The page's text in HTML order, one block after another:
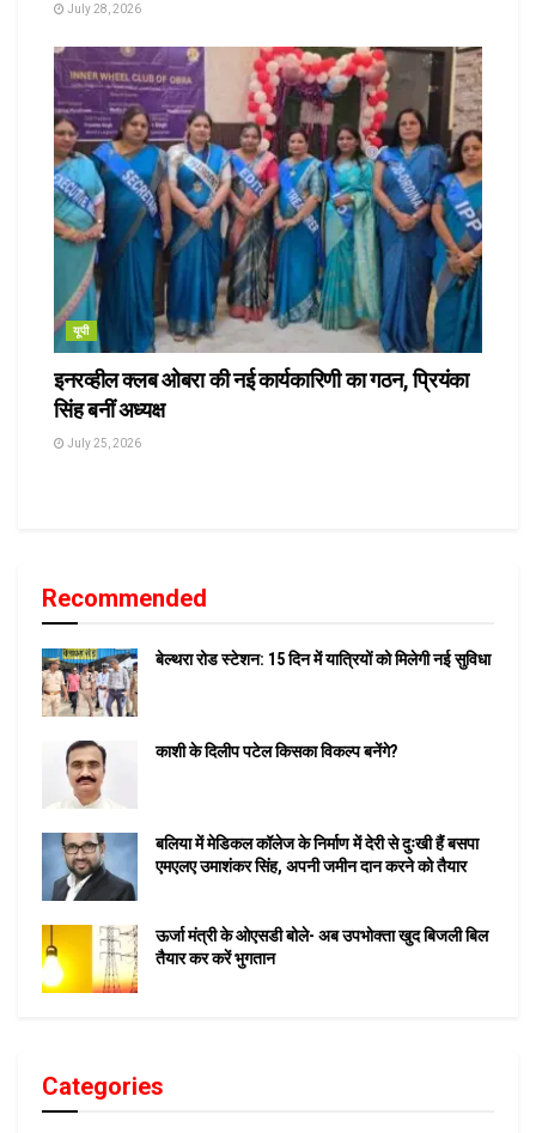
July 28, 2026
यूपी
इनरव्हील क्लब ओबरा की नई कार्यकारिणी का गठन, प्रियंका
सिंह बनीं अध्यक्ष
July 25, 2026
Recommended
बेल्थरा रोड स्टेशन: 15 दिन में यात्रियों को मिलेगी नई सुविधा
काशी के दिलीप पटेल किसका विकल्प बनेंगे?
बलिया में मेडिकल कॉलेज के निर्माण में देरी से दुःखी हैं बसपा
एमएलए उमाशंकर सिंह, अपनी जमीन दान करने को तैयार
ऊर्जा मंत्री के ओएसडी बोले- अब उपभोक्ता खुद बिजली बिल
तैयार कर करें भुगतान
Categories